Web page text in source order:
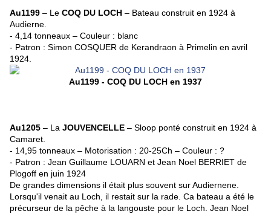
Au1199 – Le COQ DU LOCH – Bateau construit en 1924 à
Audierne.
- 4,14 tonneaux – Couleur : blanc
- Patron : Simon COSQUER de Kerandraon à Primelin en avril
1924.
Au1199 - COQ DU LOCH en 1937
Au1205 – La JOUVENCELLE – Sloop ponté construit en 1924 à
Camaret.
- 14,95 tonneaux – Motorisation : 20-25Ch – Couleur : ?
- Patron : Jean Guillaume LOUARN et Jean Noel BERRIET de
Plogoff en juin 1924
De grandes dimensions il était plus souvent sur Audiernene.
Lorsqu'il venait au Loch, il restait sur la rade. Ca bateau a été le
précurseur de la pêche à la langouste pour le Loch. Jean Noel